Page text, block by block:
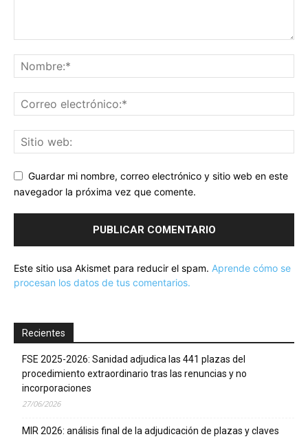
Guardar mi nombre, correo electrónico y sitio web en este
navegador la próxima vez que comente.
Este sitio usa Akismet para reducir el spam. Aprende cómo se
procesan los datos de tus comentarios.
Recientes
FSE 2025-2026: Sanidad adjudica las 441 plazas del
procedimiento extraordinario tras las renuncias y no
incorporaciones
27/06/2026
MIR 2026: análisis final de la adjudicación de plazas y claves